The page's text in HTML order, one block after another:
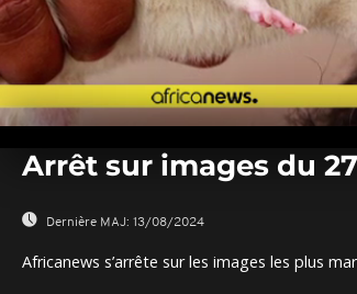
seconds
0%
Arrêt sur images du
Dernière MAJ: 13/08/2024
Africanews s’arrête sur les images les plus